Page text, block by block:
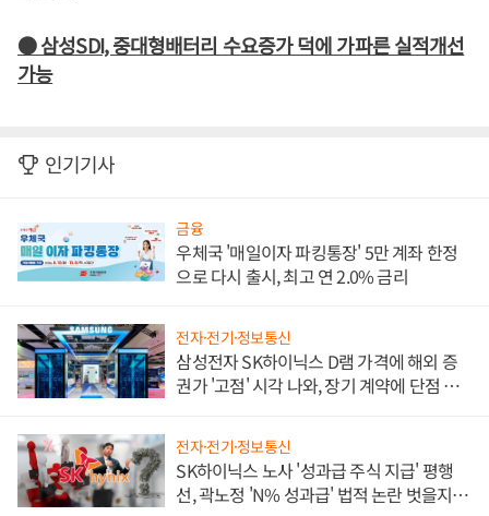
● 삼성SDI, 중대형배터리 수요증가 덕에 가파른 실적개선
가능
인기기사
금융
우체국 '매일이자 파킹통장' 5만 계좌 한정
으로 다시 출시, 최고 연 2.0% 금리
전자·전기·정보통신
삼성전자 SK하이닉스 D램 가격에 해외 증
권가 '고점' 시각 나와, 장기 계약에 단점 부
전자·전기·정보통신
SK하이닉스 노사 '성과급 주식 지급' 평행
선, 곽노정 'N% 성과급' 법적 논란 벗을지 주